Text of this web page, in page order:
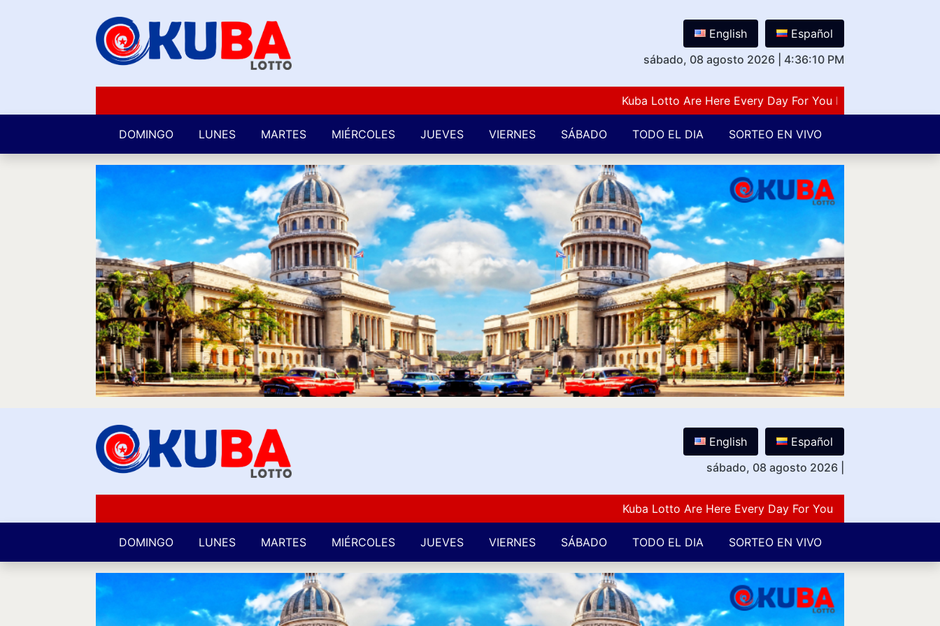
English
Español
sábado, 08 agosto 2026
|4:36:11 PM
Kuba Lotto Are Here Every Day For You Lovers Of Number
DOMINGO LUNES MARTES MIÉRCOLES JUEVES VIERNES SÁBADO TODO EL DIA SORTEO EN VIVO
English
Español
sábado, 08 agosto 2026
Kuba Lotto Are Here Every Day For You Lovers Of Number
DOMINGO LUNES MARTES MIÉRCOLES JUEVES VIERNES SÁBADO TODO EL DIA SORTEO EN VIVO